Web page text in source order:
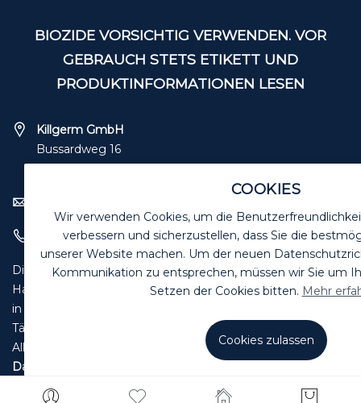
COOKIES
Wir verwenden Cookies, um die
verbessern und sicherzustellen, dass Sie die
unserer Website machen. Um der neuen
Kommunikation zu entsprechen, müssen wir Sie um
Setzen der Cookies bitten. Mehr
Cookies zulassen
BIOZIDE VORSICHTIG VERWENDEN. VOR
GEBRAUCH STETS ETIKETT UND
PRODUKTINFORMATIONEN LESEN
Killgerm GmbH
Bussardweg 16
41468 Neuss
+49 (0) 2131 – 71 8090
Die Angebote in diesem Katalog sind für Industrie,
Handwerk und Handel zur Verwendung
in der selbstständigen, beruflichen oder gewerblichen
Tätigkeit bestimmt.
Alle unsere Preise im Katalog sind zuzüglich gesetzl. MwSt.
Datenschutzerklärung